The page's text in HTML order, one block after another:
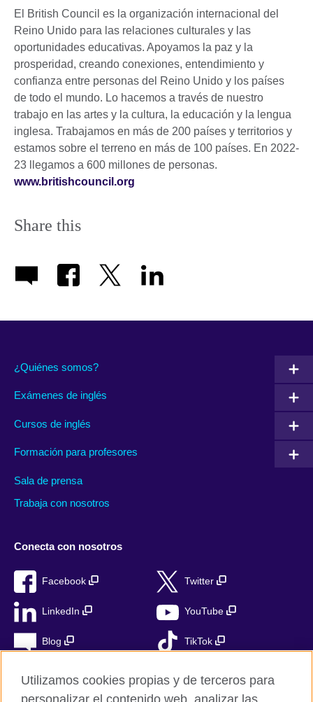
El British Council es la organización internacional del
Reino Unido para las relaciones culturales y las
oportunidades educativas. Apoyamos la paz y la
prosperidad, creando conexiones, entendimiento y
confianza entre personas del Reino Unido y los países
de todo el mundo. Lo hacemos a través de nuestro
trabajo en las artes y la cultura, la educación y la lengua
inglesa. Trabajamos en más de 200 países y territorios y
estamos sobre el terreno en más de 100 países. En 2022-
23 llegamos a 600 millones de personas.
www.britishcouncil.org
Share this
¿Quiénes somos?
Exámenes de inglés
Cursos de inglés
Formación para profesores
Sala de prensa
Trabaja con nosotros
Conecta con nosotros
Facebook Twitter
LinkedIn YouTube
Blog TikTok
Utilizamos cookies propias y de terceros para
personalizar el contenido web, analizar las